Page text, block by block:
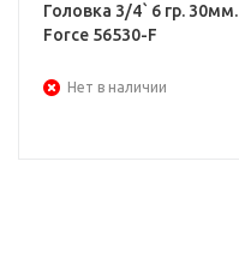
Головка 3/4` 6 гр. 30мм.
Force 56530-F
Нет в наличии